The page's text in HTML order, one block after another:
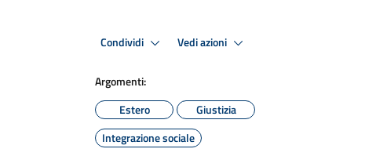
Condividi Vedi azioni
Argomenti:
Estero
Giustizia
Integrazione sociale